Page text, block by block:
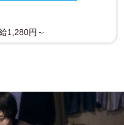
1,280円～